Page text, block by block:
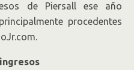
de Piersall ese año
procedentes